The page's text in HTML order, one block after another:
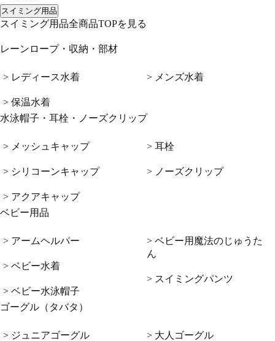
スイミング用品
スイミング用品全商品TOPを見る
レーンロープ・収納・部材
> レディース水着
> 保温水着
> メンズ水着
水泳帽子・耳栓・ノーズクリップ
> メッシュキャップ
> シリコーンキャップ
> アクアキャップ
> 耳栓
> ノーズクリップ
ベビー用品
> アームヘルパー
> ベビー水着
> ベビー水泳帽子
> ベビー用魔法のじゅうた
ん
> スイミングパンツ
ゴーグル（タバタ）
> ジュニアゴーグル > 大人ゴーグル